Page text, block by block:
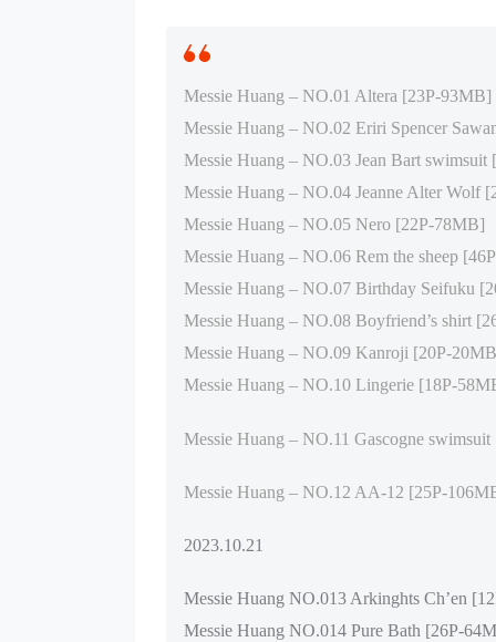
Messie Huang – NO.01 Altera [23P-93MB]
Messie Huang – NO.02 Eriri Spencer
Messie Huang – NO.03 Jean Bart
Messie Huang – NO.04 Jeanne Alter Wolf
Messie Huang – NO.05 Nero [22P-78MB]
Messie Huang – NO.06 Rem the sheep
Messie Huang – NO.07 Birthday Seifuku
Messie Huang – NO.08 Boyfriend’s shirt
Messie Huang – NO.09 Kanroji [20P-
Messie Huang – NO.10 Lingerie [18P-
Messie Huang – NO.11 Gascogne
Messie Huang – NO.12 AA-12 [25P-
2023.10.21
Messie Huang NO.013 Arkinghts Ch’en
Messie Huang NO.014 Pure Bath [26P-